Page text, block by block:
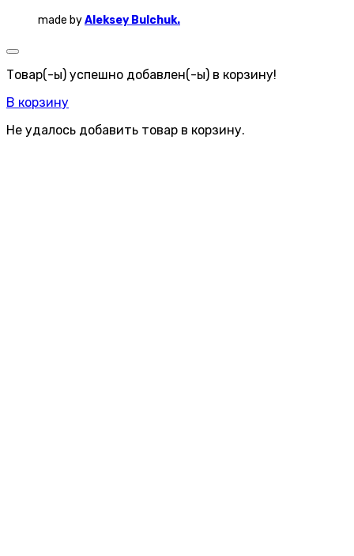
made byAleksey Bulchuk.
Товар(-ы) успешно добавлен(-ы) в корзину!
В корзину
Не удалось добавить товар в корзину.